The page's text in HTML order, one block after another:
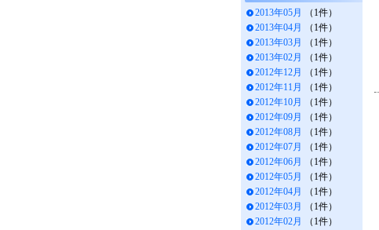
2013年05月
（1件）
2013年04月
（1件）
2013年03月
（1件）
2013年02月
（1件）
2012年12月
（1件）
2012年11月
（1件）
2012年10月
（1件）
2012年09月
（1件）
2012年08月
（1件）
2012年07月
（1件）
2012年06月
（1件）
2012年05月
（1件）
2012年04月
（1件）
2012年03月
（1件）
2012年02月
（1件）